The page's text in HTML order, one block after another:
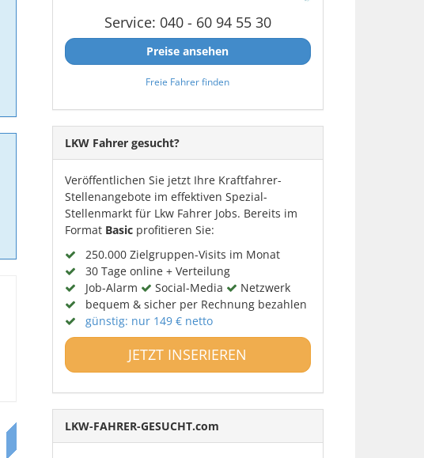
Service: 040 - 60 94 55 30
Preise ansehen
Freie Fahrer finden
LKW Fahrer gesucht?
Veröffentlichen Sie jetzt Ihre Kraftfahrer-
Stellenangebote im effektiven Spezial-
Stellenmarkt für Lkw Fahrer Jobs. Bereits im
Format Basicprofitieren Sie:
250.000 Zielgruppen-Visits im Monat
30 Tage online + Verteilung
Job-Alarm
Social-Media
Netzwerk
bequem & sicher per Rechnung bezahlen
günstig: nur 149 € netto
JETZT INSERIEREN
LKW-FAHRER-GESUCHT.com